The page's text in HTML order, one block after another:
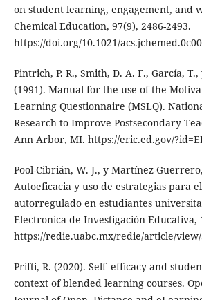
on student learning, engagement, and
Chemical Education, 97(9), 2486-2493.
https://doi.org/10.1021/
Pintrich, P. R., Smith, D. A. F., García,
(1991). Manual for the use of the
Learning Questionnaire (MSLQ).
Research to Improve Postsecondary
Ann Arbor, MI. https://eric.ed.gov/
Pool-Cibrián, W. J., y Martínez-
Autoeficacia y uso de estrategias para
autorregulado en estudiantes
Electronica de Investigación Educativa,
https://redie.uabc.mx/redie/article/view/
Prifti, R. (2020). Self–efficacy and
context of blended learning courses.